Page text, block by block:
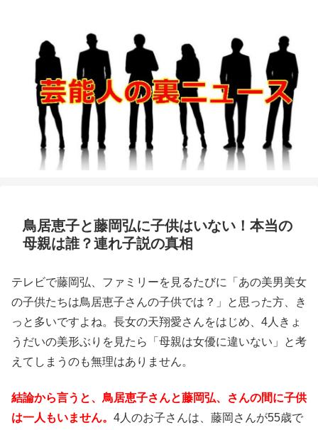
鳥居恵子と藤岡弘に子供はいない！本当の
母親は誰？連れ子説の真相
テレビで藤岡弘、ファミリーを見るたびに「あの美男美女
の子供たちは鳥居恵子さんの子供では？」と思った方、き
っと多いですよね。長女の天翔愛さんをはじめ、4人きょ
うだいの美形ぶりを見たら「母親は女優に違いない」と考
えてしまうのも無理はありません。
結論から言うと、鳥居恵子さんと藤岡弘、さんの間に子供
は一人もいません。 4人のお子さんは、藤岡さんが55歳で